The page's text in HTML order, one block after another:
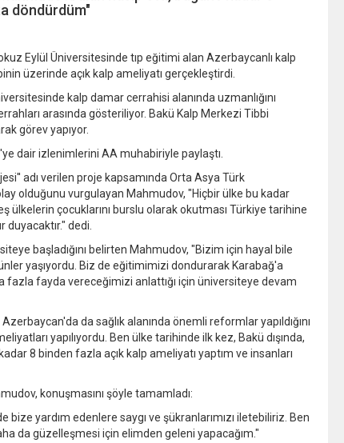
döndürdüm"
Eylül Üniversitesinde tıp eğitimi alan Azerbaycanlı kalp
üzerinde açık kalp ameliyatı gerçekleştirdi.
kalp damar cerrahisi alanında uzmanlığını
arasında gösteriliyor. Bakü Kalp Merkezi Tibbi
görev yapıyor.
dair izlenimlerini AA muhabiriyle paylaştı.
adı verilen proje kapsamında Orta Asya Türk
olduğunu vurgulayan Mahmudov, "Hiçbir ülke bu kadar
ülkelerin çocuklarını burslu olarak okutması Türkiye tarihine
dedi.
başladığını belirten Mahmudov, "Bizim için hayal bile
yaşıyordu. Biz de eğitimimizi dondurarak Karabağ'a
fayda vereceğimizi anlattığı için üniversiteye devam
da sağlık alanında önemli reformlar yapıldığını
yapılıyordu. Ben ülke tarihinde ilk kez, Bakü dışında,
8 binden fazla açık kalp ameliyatı yaptım ve insanları
konuşmasını şöyle tamamladı:
yardım edenlere saygı ve şükranlarımızı iletebiliriz. Ben
da güzelleşmesi için elimden geleni yapacağım."